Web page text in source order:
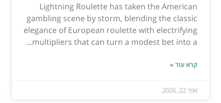
Lightning Roulette has taken the American
gambling scene by storm, blending the classic
elegance of European roulette with electrifying
multipliers that can turn a modest bet into a...
קרא עוד »
אפר 22, 2026